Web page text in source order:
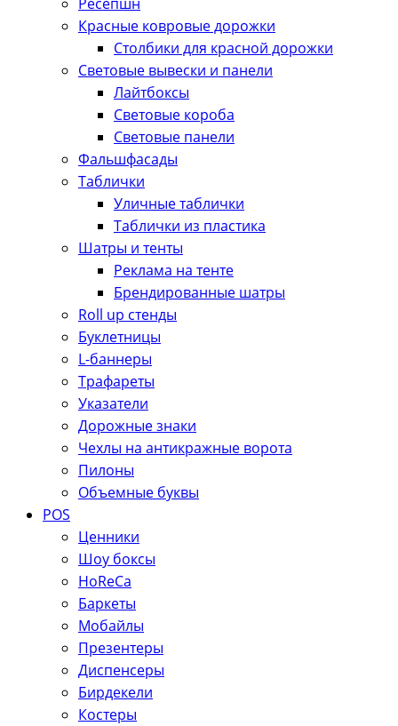
Красные ковровые дорожки
Столбики для красной дорожки
Световые вывески и панели
Лайтбоксы
Световые короба
Световые панели
Фальшфасады
Таблички
Уличные таблички
Таблички из пластика
Шатры и тенты
Реклама на тенте
Брендированные шатры
Roll up стенды
Буклетницы
L-баннеры
Трафареты
Указатели
Дорожные знаки
Чехлы на антикражные ворота
Пилоны
Объемные буквы
POS
Ценники
Шоу боксы
HoReCa
Баркеты
Мобайлы
Презентеры
Диспенсеры
Бирдекели
Костеры